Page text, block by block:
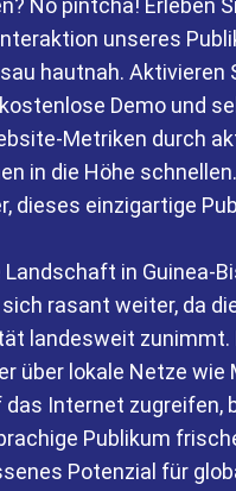
Nô pintcha! Erleben
unseres
hautnah. Aktivieren
Demo und
Metriken durch
in die Höhe
dieses einzigartige
Landschaft in Guinea-
rasant weiter, da
landesweit zunimmt.
über lokale Netze wie
das Internet zugreifen,
Publikum
Potenzial für